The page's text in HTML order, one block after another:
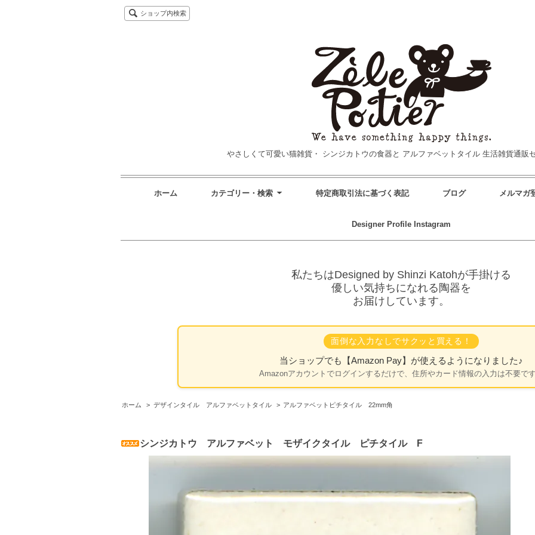
ショップ内検索
やさしくて可愛い猫雑貨・ シンジカトウの食器と アルファベットタイル 生活雑貨通販
ホーム カテゴリー・検索 特定商取引法に基づく表記 ブログ メルマガ
Designer Profile Instagram
私たちはDesigned by Shinzi Katohが手掛ける
優しい気持ちになれる陶器を
お届けしています。
面倒な入力なしでサクッと買える！
当ショップでも 【Amazon Pay】 が使えるようになりました♪
Amazonアカウントでログインするだけで、住所やカード情報の入力は不要で
ホーム > デザインタイル アルファベットタイル > アルファベットピチタイル 22mm角
シンジカトウ アルファベット モザイクタイル ピチタイル F